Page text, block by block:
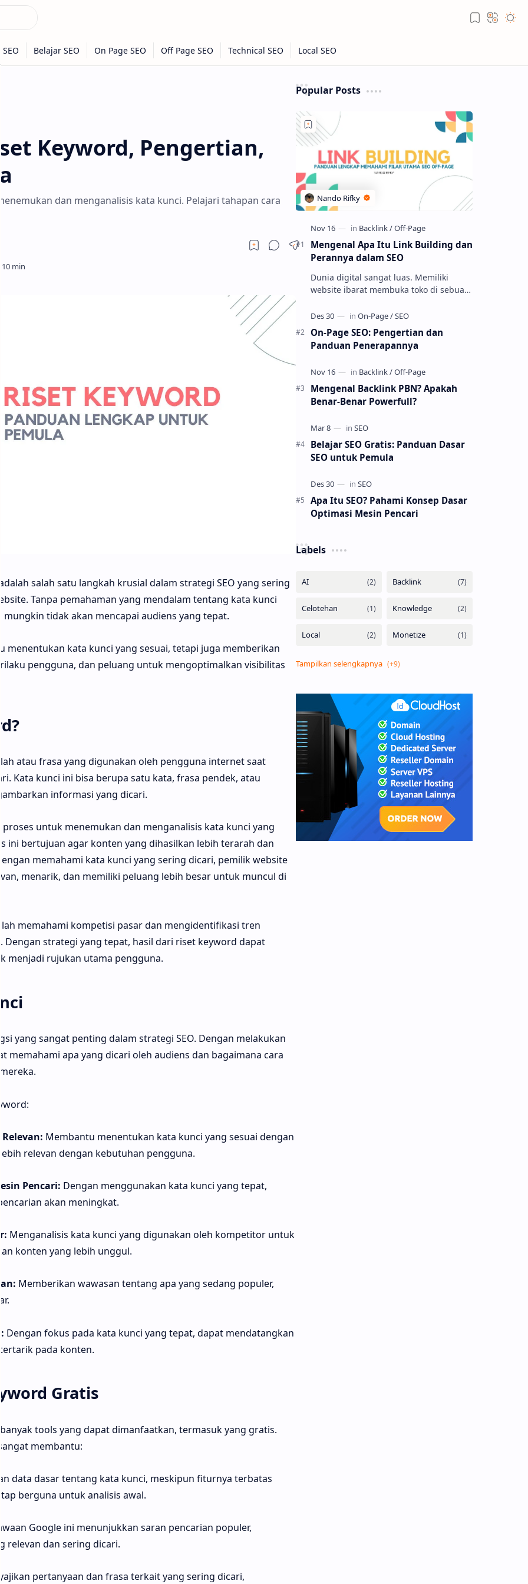
Keyword, Pengertian,
dan menganalisis kata kunci. Pelajari tahapan cara
adalah salah satu langkah krusial dalam strategi SEO yang sering
Tanpa pemahaman yang mendalam tentang kata kunci
mungkin tidak akan mencapai audiens yang tepat.
menentukan kata kunci yang sesuai, tetapi juga memberikan
pengguna, dan peluang untuk mengoptimalkan visibilitas
atau frasa yang digunakan oleh pengguna internet saat
Kata kunci ini bisa berupa satu kata, frasa pendek, atau
informasi yang dicari.
proses untuk menemukan dan menganalisis kata kunci yang
ini bertujuan agar konten yang dihasilkan lebih terarah dan
memahami kata kunci yang sering dicari, pemilik website
menarik, dan memiliki peluang lebih besar untuk muncul di
memahami kompetisi pasar dan mengidentifikasi tren
Dengan strategi yang tepat, hasil dari riset keyword dapat
menjadi rujukan utama pengguna.
yang sangat penting dalam strategi SEO. Dengan melakukan
memahami apa yang dicari oleh audiens dan bagaimana cara
Membantu menentukan kata kunci yang sesuai dengan
relevan dengan kebutuhan pengguna.
Pencari: Dengan menggunakan kata kunci yang tepat,
akan meningkat.
Menganalisis kata kunci yang digunakan oleh kompetitor untuk
konten yang lebih unggul.
Memberikan wawasan tentang apa yang sedang populer,
Dengan fokus pada kata kunci yang tepat, dapat mendatangkan
pada konten.
Gratis
tools yang dapat dimanfaatkan, termasuk yang gratis.
membantu:
data dasar tentang kata kunci, meskipun fiturnya terbatas
berguna untuk analisis awal.
Google ini menunjukkan saran pencarian populer,
relevan dan sering dicari.
pertanyaan dan frasa terkait yang sering dicari,
Popular Posts
Mengenal Apa Itu Link Building dan
Perannya dalam SEO
Dunia digital sangat luas. Memiliki
website ibarat membuka toko di sebuah
orang menemukannya? Salah satu
jawaba…
On-Page SEO: Pengertian dan
Panduan Penerapannya
Mengenal Backlink PBN? Apakah
Benar-Benar Powerfull?
Belajar SEO Gratis: Panduan Dasar
SEO untuk Pemula
Apa Itu SEO? Pahami Konsep Dasar
Optimasi Mesin Pencari
Labels